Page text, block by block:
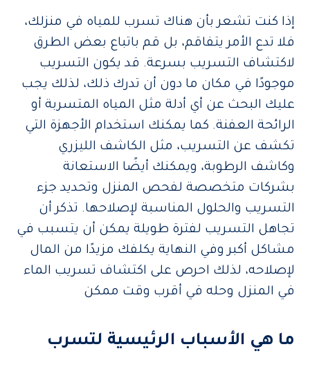
إذا كنت تشعر بأن هناك تسرب للمياه في منزلك،
فلا تدع الأمر يتفاقم، بل قم باتباع بعض الطرق
لاكتشاف التسريب بسرعة. قد يكون التسريب
موجودًا في مكان ما دون أن تدرك ذلك، لذلك يجب
عليك البحث عن أي أدلة مثل المياه المتسربة أو
الرائحة العفنة. كما يمكنك استخدام الأجهزة التي
تكشف عن التسريب، مثل الكاشف الليزري
وكاشف الرطوبة، ويمكنك أيضًا الاستعانة
بشركات متخصصة لفحص المنزل وتحديد جزء
التسريب والحلول المناسبة لإصلاحها. تذكر أن
تجاهل التسريب لفترة طويلة يمكن أن يتسبب في
مشاكل أكبر وفي النهاية يكلفك مزيدًا من المال
لإصلاحه، لذلك احرص على اكتشاف تسريب الماء
في المنزل وحله في أقرب وقت ممكن
ما هي الأسباب الرئيسية لتسرب